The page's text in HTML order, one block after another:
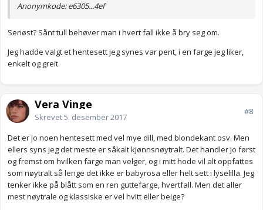
Anonymkode: e6305...4ef
Seriøst? Sånt tull behøver man i hvert fall ikke å bry seg om.
Jeg hadde valgt et hentesett jeg synes var pent, i en farge jeg liker,
enkelt og greit.
Vera Vinge
Skrevet5. desember 2017
#8
Det er jo noen hentesett med vel mye dill, med blondekant osv. Men
ellers syns jeg det meste er såkalt kjønnsnøytralt. Det handler jo først
og fremst om hvilken farge man velger, og i mitt hode vil alt oppfattes
som nøytralt så lenge det ikke er babyrosa eller helt sett i lyselilla. Jeg
tenker ikke på blått som en ren guttefarge, hvertfall. Men det aller
mest nøytrale og klassiske er vel hvitt eller beige?